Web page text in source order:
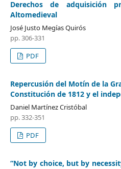
Derechos de adquisición
Altomedieval
José Justo Megías Quirós
pp. 306-331
PDF
Repercusión del Motín de la
Constitución de 1812 y el
Daniel Martínez Cristóbal
pp. 332-351
PDF
“Not by choice, but by